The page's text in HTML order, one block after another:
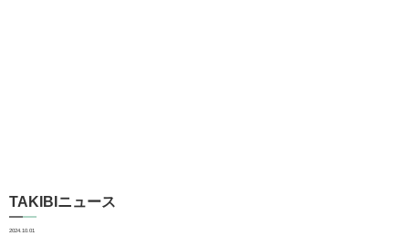
TAKIBIニュース
2024.10.01